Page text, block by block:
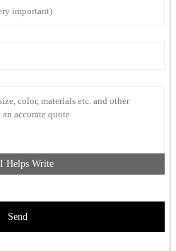
Helps Write
Send